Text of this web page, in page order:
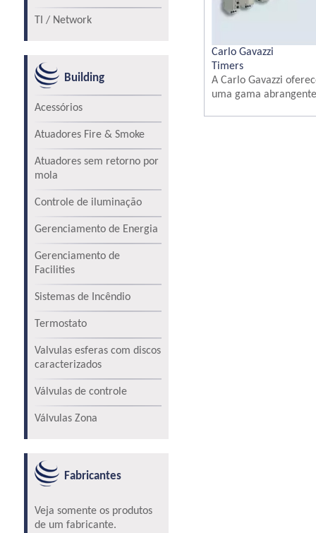
TI / Network
Building
Acessórios
Atuadores Fire & Smoke
Atuadores sem retorno por
mola
Controle de iluminação
Gerenciamento de Energia
Gerenciamento de
Facilities
Sistemas de Incêndio
Termostato
Valvulas esferas com discos
caracterizados
Válvulas de controle
Válvulas Zona
Fabricantes
Veja somente os produtos
de um fabricante.
Carlo Gavazzi
Timers
A Carlo Gavazzi
uma gama